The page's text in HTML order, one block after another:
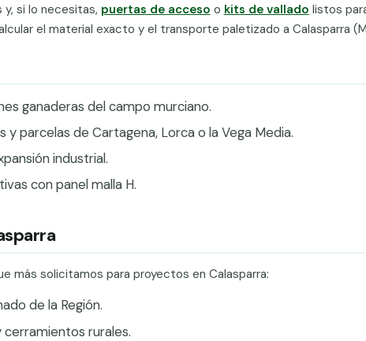
y, si lo necesitas, puertas de acceso o kits de vallado listos
el material exacto y el transporte paletizado a Calasparra
ganaderas del campo murciano.
parcelas de Cartagena, Lorca o la Vega Media.
industrial.
con panel malla H.
más solicitamos para proyectos en Calasparra:
de la Región.
rurales.